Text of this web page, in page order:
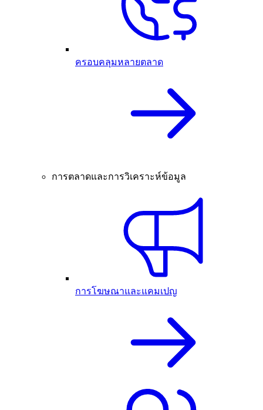
ครอบคลุมหลายตลาด
การตลาดและการวิเคราะห์ข้อมูล
การโฆษณาและแคมเปญ